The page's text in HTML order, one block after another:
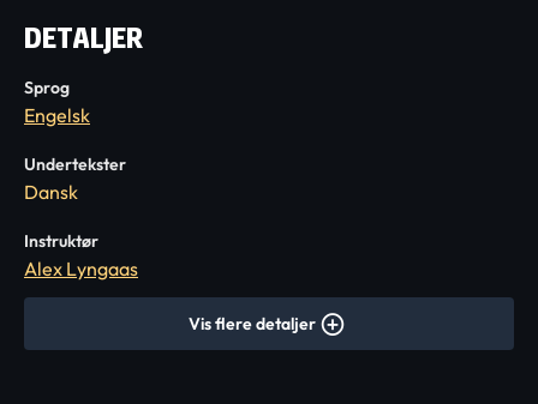
DETALJER
Sprog
Engelsk
Undertekster
Dansk
Instruktør
Alex Lyngaas
Vis flere detaljer